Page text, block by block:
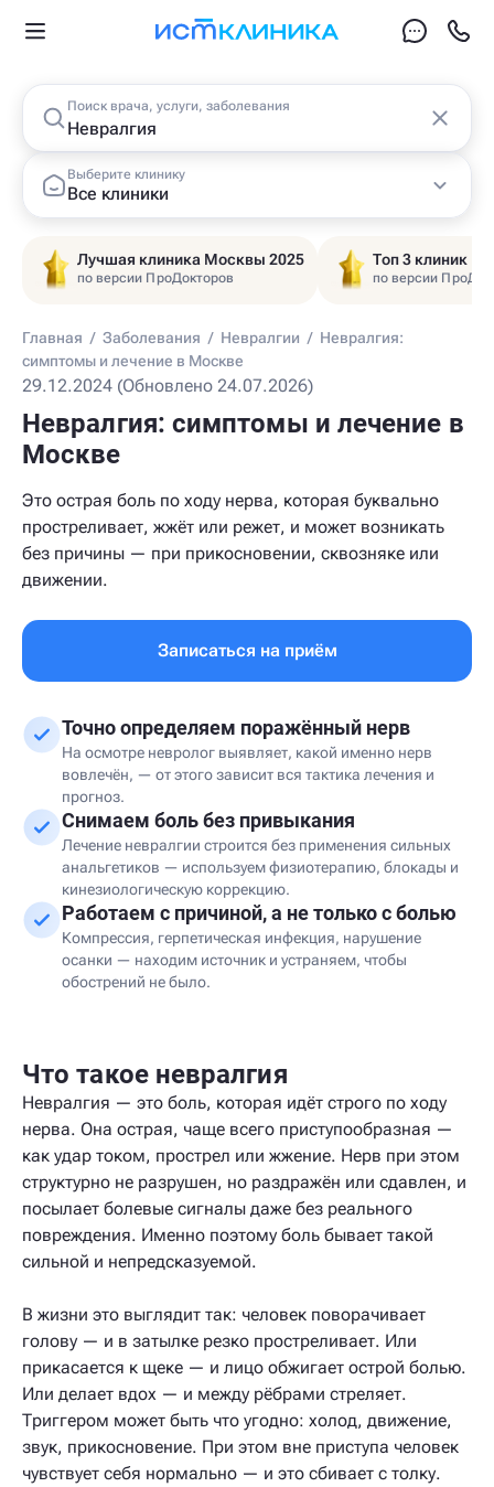
Поиск врача, услуги, заболевания
Выберите клинику
Все клиники
Лучшая клиника Москвы 2025
по версии ПроДокторов
Топ 3 клиник
по версии
Главная / Заболевания / Невралгии / Невралгия:
симптомы и лечение в Москве
29.12.2024 (Обновлено 24.07.2026)
Невралгия: симптомы и лечение в
Москве
Это острая боль по ходу нерва, которая буквально
простреливает, жжёт или режет, и может возникать
без причины — при прикосновении, сквозняке или
движении.
Записаться на приём
Точно определяем поражённый нерв
На осмотре невролог выявляет, какой именно нерв
вовлечён, — от этого зависит вся тактика лечения и
прогноз.
Снимаем боль без привыкания
Лечение невралгии строится без применения сильных
анальгетиков — используем физиотерапию, блокады и
кинезиологическую коррекцию.
Работаем с причиной, а не только с болью
Компрессия, герпетическая инфекция, нарушение
осанки — находим источник и устраняем, чтобы
обострений не было.
Что такое невралгия
Невралгия — это боль, которая идёт строго по ходу
нерва. Она острая, чаще всего приступообразная —
как удар током, прострел или жжение. Нерв при этом
структурно не разрушен, но раздражён или сдавлен, и
посылает болевые сигналы даже без реального
повреждения. Именно поэтому боль бывает такой
сильной и непредсказуемой.
В жизни это выглядит так: человек поворачивает
голову — и в затылке резко простреливает. Или
прикасается к щеке — и лицо обжигает острой болью.
Или делает вдох — и между рёбрами стреляет.
Триггером может быть что угодно: холод, движение,
звук, прикосновение. При этом вне приступа человек
чувствует себя нормально — и это сбивает с толку.